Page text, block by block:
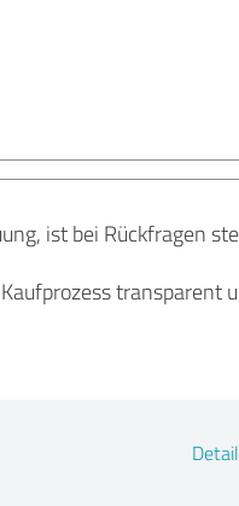
ist bei Rückfragen
transparent